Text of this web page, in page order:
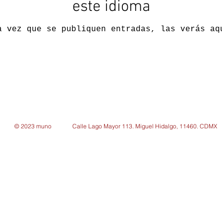
este idioma
vez que se publiquen entradas, las verás
© 2023 muno Calle Lago Mayor 113. Miguel Hidalgo, 11460. CDMX